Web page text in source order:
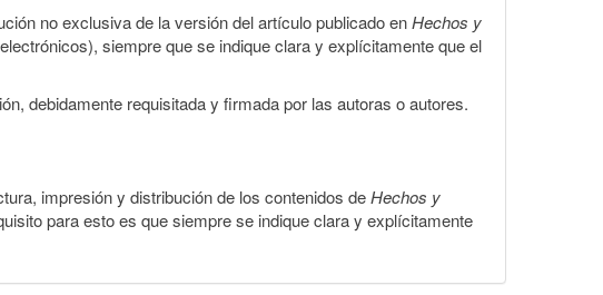
no exclusiva de la versión del artículo publicado enHechos y
siempre que se indique clara y explícitamente que el
debidamente requisitada y firmada por las autoras o autores.
impresión y distribución de los contenidos deHechos y
para esto es que siempre se indique clara y explícitamente